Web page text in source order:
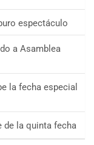
espectáculo
a Asamblea
la fecha especial
de la quinta fecha